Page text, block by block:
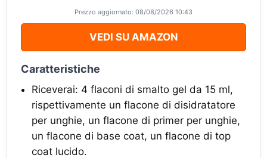
Prezzo aggiornato: 08/08/2026 10:43
VEDI SU AMAZON
Caratteristiche
Riceverai: 4 flaconi di smalto gel da 15 ml,
rispettivamente un flacone di disidratatore
per unghie, un flacone di primer per unghie,
un flacone di base coat, un flacone di top
coat lucido.